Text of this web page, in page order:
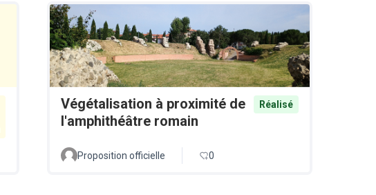
Végétalisation à proximité de
l'amphithéâtre romain
Réalisé
Proposition officielle 0